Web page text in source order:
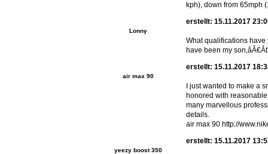
kph), down from 65mph
Lonny
erstellt: 15.11.2017
What qualifications have
have been my
air max 90
erstellt: 15.11.2017
I just wanted to make a
honored with
many marvellous
details.
air max 90 http://
yeezy boost 350
erstellt: 15.11.2017